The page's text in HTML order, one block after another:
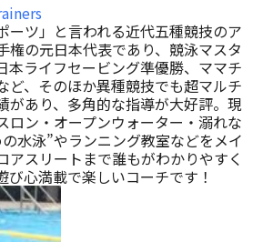
ーツ」と言われる近代五種競技のア
権の元日本代表であり、競泳マスタ
本ライフセービング準優勝、ママチ
ど、そのほか異種競技でも超マルチ
があり、多角的な指導が大好評。現
ロン・オープンウォーター・溺れな
水泳”やランニング教室などをメイ
アスリートまで誰もがわかりやすく
心満載で楽しいコーチです！